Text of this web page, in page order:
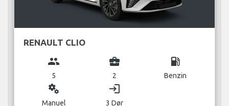
RENAULT CLIO
group
5
business_center
2
local_gas_station
Benzin
miscellaneous_services
Manuel
login
3 Dør